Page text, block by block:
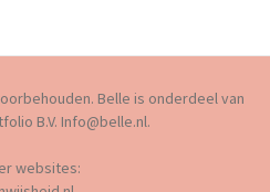
Belle is onderdeel van
B.V. Info@belle.nl.
websites: